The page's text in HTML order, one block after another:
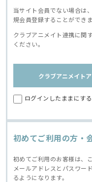
当サイト会員でない場合は
規会員登録することができま
クラブアニメイト連携に関
ください。
クラブアニメイト
ログインしたままにする
初めてご利用の方・
初めてご利用のお客様は、
メールアドレスとパスワー
るようになります。